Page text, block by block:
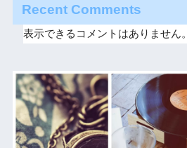
Recent Comments
表示できるコメントはありません。